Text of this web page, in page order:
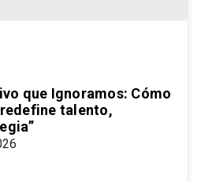
que Ignoramos: Cómo
talento,